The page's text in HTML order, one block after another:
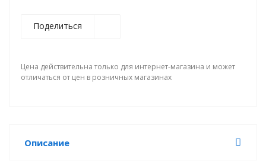
Поделиться
Цена действительна только для интернет-магазина и может
отличаться от цен в розничных магазинах
Описание